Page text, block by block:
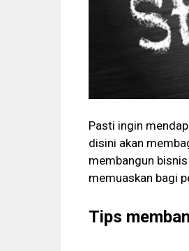
Pasti ingin
disini akan
membangun
memuaskan bagi
Tips